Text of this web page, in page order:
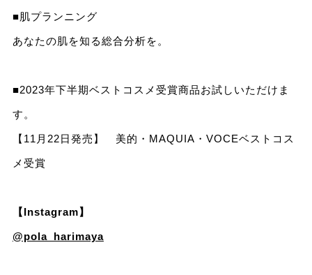
■肌プランニング
あなたの肌を知る総合分析を。
■2023年下半期ベストコスメ受賞商品お試しいただけま
す。
【11月22日発売】 美的・MAQUIA・VOCEベストコス
メ受賞
【Instagram】
@pola_harimaya